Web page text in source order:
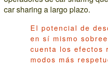
car sharing a largo plazo.
El potencial de
en sí mismo
cuenta los efectos
modos más